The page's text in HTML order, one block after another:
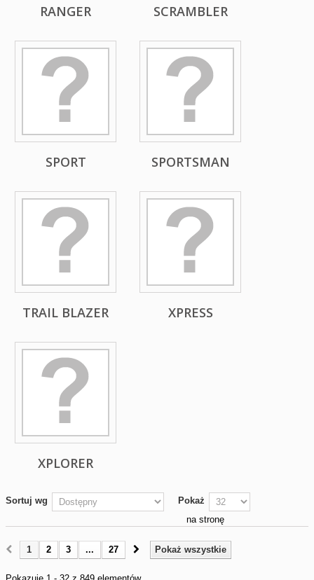
RANGER SCRAMBLER
SPORT SPORTSMAN
TRAIL BLAZER XPRESS
XPLORER
Sortuj wg
Pokaż
na stronę
Pokaż wszystkie
1 2 3 ... 27